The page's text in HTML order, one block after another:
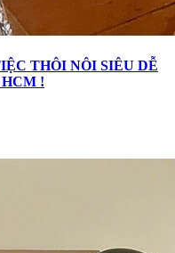
THÔI NÔI SIÊU DỄ
!